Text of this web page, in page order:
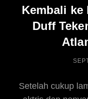
Kembali ke
Duff
Setelah cukup